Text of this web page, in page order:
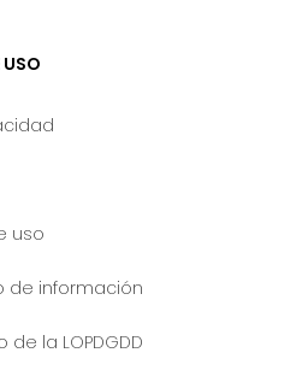
uso
de información
la LOPDGDD